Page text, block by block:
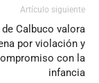
Artículo siguiente
Calbuco valora
por violación y
con la
infancia